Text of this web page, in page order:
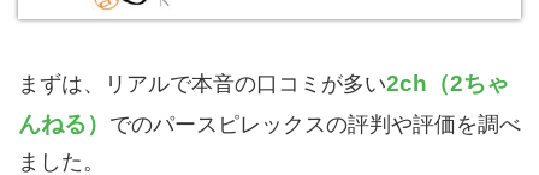
まずは、リアルで本音の口コミが多い2ch（2ちゃ
んねる） でのパースピレックスの評判や評価を調べ
ました。